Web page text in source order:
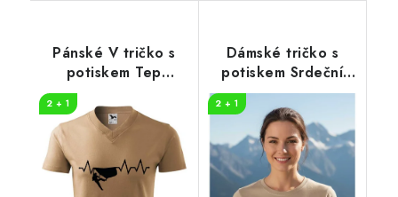
Pánské V tričko s
potiskem Tep
2 + 1
Dámské tričko s
potiskem Srdeční
tep horolezec
2 + 1